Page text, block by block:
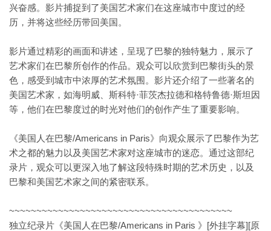
兴奋感。影片捕捉到了美国艺术家们在这座城市中度过的经
历，并将这些经历带回美国。
影片通过精彩的画面和讲述，呈现了巴黎的独特魅力，展示了
艺术家们在巴黎所创作的作品。观众可以欣赏到巴黎街头的景
色，感受到城市中浓厚的艺术氛围。影片还介绍了一些著名的
美国艺术家，如海明威、斯科特·菲茨杰拉德和格特鲁德·斯坦因
等，他们在巴黎度过的时光对他们的创作产生了重要影响。
《美国人在巴黎/Americans in Paris》向观众展示了巴黎作为艺
术之都的魅力以及美国艺术家对这座城市的迷恋。通过这部纪
录片，观众可以更深入地了解这段特殊时期的艺术历史，以及
巴黎和美国艺术家之间的紧密联系。
~~~~~~~~~~~~~~~~~~~~~~~~~~~~~~~~~~~~~~~~~
独立纪录片《美国人在巴黎/Americans in Paris 》[外挂字幕][原